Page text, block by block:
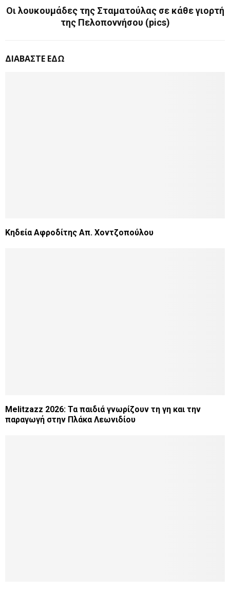
Οι λουκουμάδες της Σταματούλας σε κάθε γιορτή
της Πελοποννήσου (pics)
ΔΙΑΒΑΣΤΕ ΕΔΩ
Κηδεία Αφροδίτης Απ. Χοντζοπούλου
Melitzazz 2026: Τα παιδιά γνωρίζουν τη γη και την
παραγωγή στην Πλάκα Λεωνιδίου